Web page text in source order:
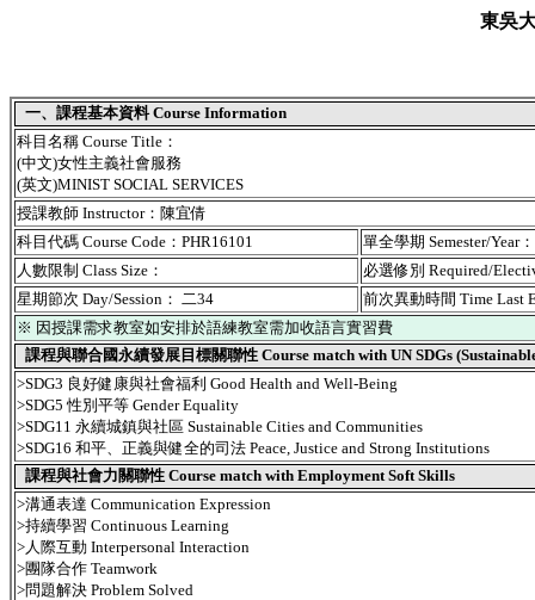
東吳
一、課程基本資料 Course Information
科目名稱 Course Title：
(中文)女性主義社會服務
(英文)MINIST SOCIAL SERVICES
授課教師 Instructor：陳宜倩
科目代碼 Course Code：PHR16101
單全學期 Semester/Year
人數限制 Class Size：
必選修別 Required/
星期節次 Day/Session： 二34
前次異動時間 Time Last
※ 因授課需求教室如安排於語練教室需加收語言實習費
課程與聯合國永續發展目標關聯性 Course match with UN SDGs
>SDG3 良好健康與社會福利 Good Health and Well-Being
>SDG5 性別平等 Gender Equality
>SDG11 永續城鎮與社區 Sustainable Cities and Communities
>SDG16 和平、正義與健全的司法 Peace, Justice and Strong Institutions
課程與社會力關聯性 Course match with Employment Soft Skills
>溝通表達 Communication Expression
>持續學習 Continuous Learning
>人際互動 Interpersonal Interaction
>團隊合作 Teamwork
>問題解決 Problem Solved